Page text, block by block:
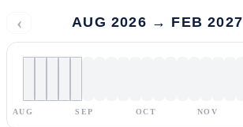
‹ AUG 2026 → FEB 2027
AUG SEP OCT NOV